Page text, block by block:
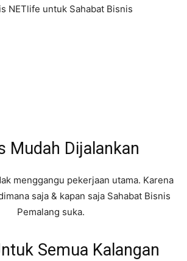
NETlife untuk Sahabat Bisnis
Mudah Dijalankan
menggangu pekerjaan utama. Karena
saja & kapan saja Sahabat Bisnis
Pemalang suka.
Semua Kalangan